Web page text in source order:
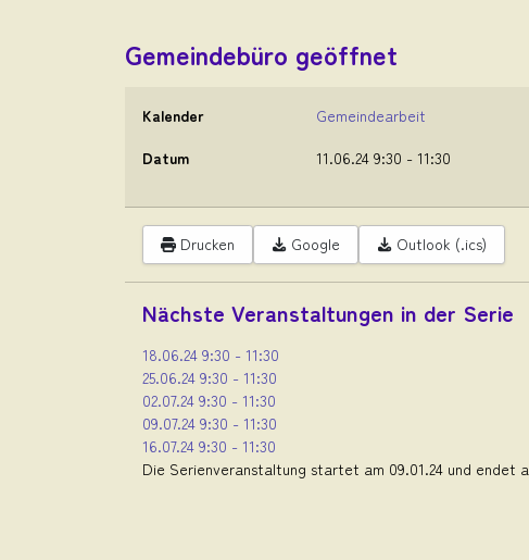
Gemeindebüro geöffnet
Kalender
Gemeindearbeit
Datum
11.06.24 9:30 - 11:30
Drucken Google Outlook (.ics)
Nächste Veranstaltungen in der Serie
18.06.24 9:30 - 11:30
25.06.24 9:30 - 11:30
02.07.24 9:30 - 11:30
09.07.24 9:30 - 11:30
16.07.24 9:30 - 11:30
Die Serienveranstaltung startet am 09.01.24 und endet